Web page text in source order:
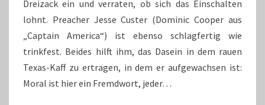
Dreizack ein und verraten, ob sich das Einschalten
lohnt. Preacher Jesse Custer (Dominic Cooper aus
„Captain America“) ist ebenso schlagfertig wie
trinkfest. Beides hilft ihm, das Dasein in dem rauen
Texas-Kaff zu ertragen, in dem er aufgewachsen ist:
Moral ist hier ein Fremdwort, jeder…